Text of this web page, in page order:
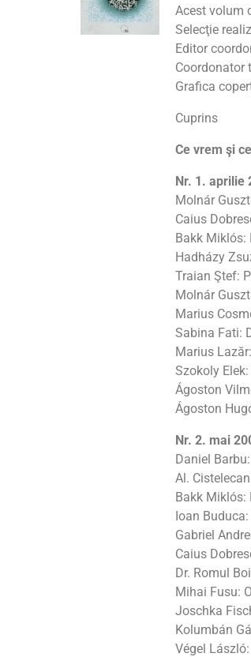
Acest volum
Selecţie
Editor
Coordonator
Grafica
Cuprins
Ce vrem şi
Nr. 1. aprilie
Molnár
Caius
Bakk Miklós:
Hadházy
Traian Ştef:
Molnár
Marius
Sabina Fati:
Marius
Szokoly
Ágoston
Ágoston
Nr. 2. mai
Daniel
Al.
Bakk Miklós:
Ioan
Gabriel
Caius
Dr. Romul
Mihai Fusu:
Joschka
Kolumbán
Végel